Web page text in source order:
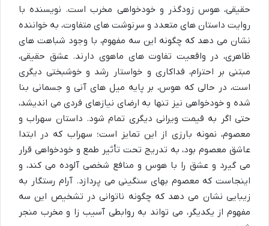
حقیقی، هوس زودگذر و خودخواهی مخرب است. نویسنده با
روایت داستان های متعدد و سرنوشت های متفاوت، به خواننده
نشان می دهد که چگونه این سه مفهوم، با وجود شباهت های
ظاهری، در واقعیت تفاوت های ماهوی دارند. عشق حقیقی،
مبتنی بر احترام، فداکاری و خواستار رشد و خوشبختی دیگری
است، در حالی که هوس، بر پایه میل های آنی و جسمانی بنا
شده و خودخواهی نیز تنها به ارضای نیازهای فردی می اندیشد،
حتی اگر به قیمت ویرانی دیگری تمام شود. داستان سهراب و
معصوم، نمونه بارزی از این تمایز است؛ سهراب که در ابتدا
عاشق معصوم بود، به تدریج تحت تأثیر طمع و خودخواهی قرار
می گیرد و عشق را با هوس و منافع شخصی آلوده می کند، و
اینجاست که معصوم بهای سنگینی می پردازد. آرام رستگار به
زیبایی نشان می دهد که چگونه ناتوانی در تشخیص این سه
مفهوم از یکدیگر، می تواند به روابطی آسیب زا و مخرب منجر